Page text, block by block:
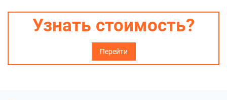
Узнать стоимость?
Перейти